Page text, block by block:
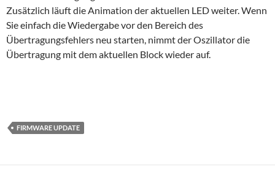
Zusätzlich läuft die Animation der aktuellen LED weiter. Wenn
Sie einfach die Wiedergabe vor den Bereich des
Übertragungsfehlers neu starten, nimmt der Oszillator die
Übertragung mit dem aktuellen Block wieder auf.
FIRMWARE UPDATE